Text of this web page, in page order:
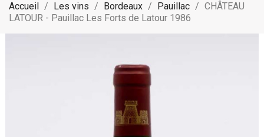
Accueil Les vins Bordeaux Pauillac
CHÂTEAU
LATOUR - Pauillac Les Forts de Latour 1986